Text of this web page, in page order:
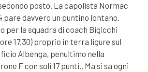
posto. La capolista Normac
pare davvero un puntino lontano.
per la squadra di coach Bigicchi
17,30) proprio in terra ligure sul
Albenga, penultimo nella
F con soli 17 punti., Ma si sa ogni